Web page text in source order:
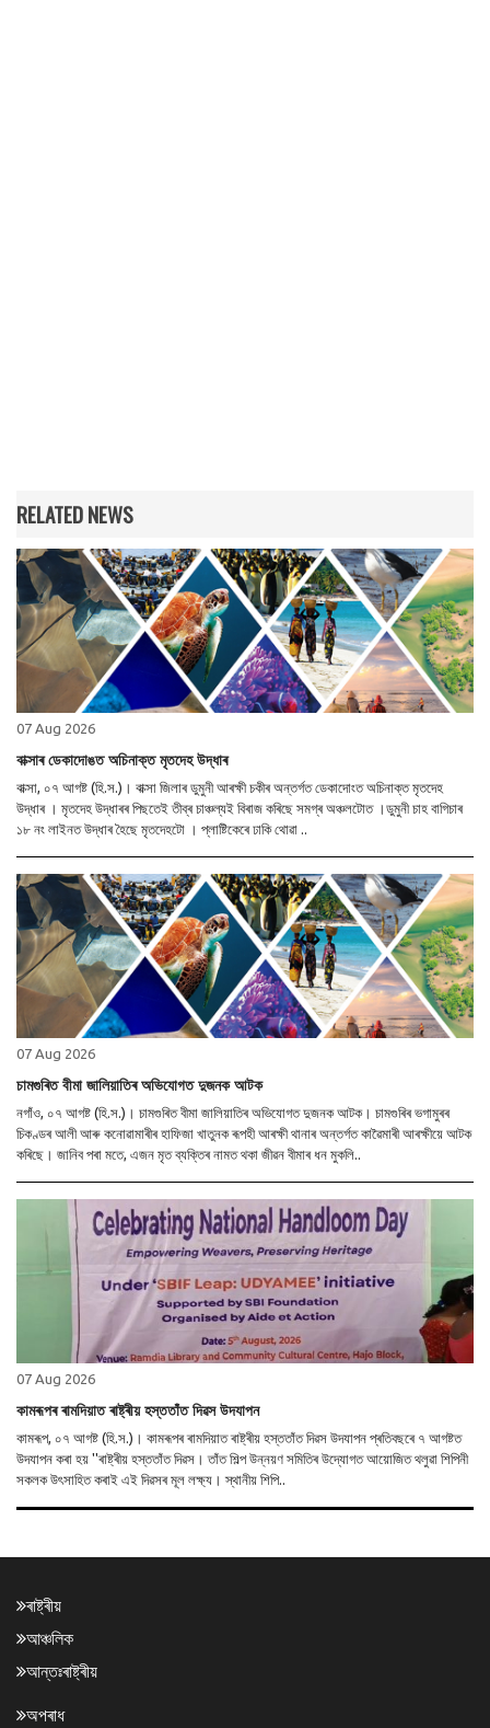
RELATED NEWS
07 Aug 2026
বাক্সাৰ ডেকাদোঙত অচিনাক্ত মৃতদেহ উদ্ধাৰ
বাক্সা, ০৭ আগষ্ট (হি.স.)। বাক্সা জিলাৰ ডুমুনী আৰক্ষী চকীৰ অন্তৰ্গত ডেকাদোংত অচিনাক্ত মৃতদেহ
উদ্ধাৰ । মৃতদেহ উদ্ধাৰৰ পিছতেই তীব্ৰ চাঞ্চল্যই বিৰাজ কৰিছে সমগ্ৰ অঞ্চলটোত ।ডুমুনী চাহ বাগিচাৰ
১৮ নং লাইনত উদ্ধাৰ হৈছে মৃতদেহটো । প্লাষ্টিকেৰে ঢাকি থোৱা ..
07 Aug 2026
চামগুৰিত বীমা জালিয়াতিৰ অভিযোগত দুজনক আটক
নগাঁও, ০৭ আগষ্ট (হি.স.)। চামগুৰিত বীমা জালিয়াতিৰ অভিযোগত দুজনক আটক। চামগুৰিৰ ভগামুৰৰ
চিকণ্ডৰ আলী আৰু কনোৱামাৰীৰ হাফিজা খাতুনক ৰূপহী আৰক্ষী থানাৰ অন্তৰ্গত কাৱৈমাৰী আৰক্ষীয়ে আটক
কৰিছে। জানিব পৰা মতে, এজন মৃত ব্যক্তিৰ নামত থকা জীৱন বীমাৰ ধন মুকলি..
07 Aug 2026
কামৰূপৰ ৰামদিয়াত ৰাষ্ট্ৰীয় হস্ততাঁত দিৱস উদযাপন
কামৰূপ, ০৭ আগষ্ট (হি.স.)। কামৰূপৰ ৰামদিয়াত ৰাষ্ট্ৰীয় হস্ততাঁত দিৱস উদযাপন প্ৰতিবছৰে ৭ আগষ্টত
উদযাপন কৰা হয় ''ৰাষ্ট্ৰীয় হস্ততাঁত দিৱস। তাঁত শিল্প উন্নয়ণ সমিতিৰ উদ্যোগত আয়োজিত থলুৱা শিপিনী
সকলক উৎসাহিত কৰাই এই দিৱসৰ মূল লক্ষ্য। স্থানীয় শিপি..
ৰাষ্ট্ৰীয়
আঞ্চলিক
আন্তঃৰাষ্ট্ৰীয়
অপৰাধ